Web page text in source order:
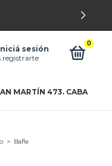
sesión
registrarte
0
MARTÍN 473. CABA
> Bafle